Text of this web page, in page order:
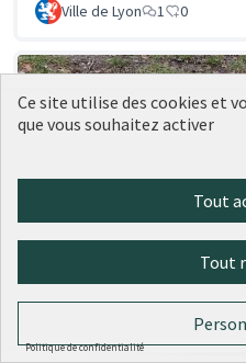
Ville de Lyon 1 0
142 - Une table
Blandan
Ce site utilise des cookies et
que vous souhaitez activer
Tout
Tout
Politique de confidentialité